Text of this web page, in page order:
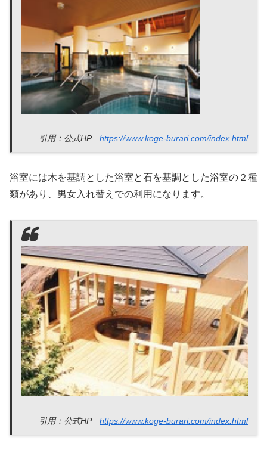
引用：公式HP https://www.koge-burari.com/index.html
浴室には木を基調とした浴室と石を基調とした浴室の２種
類があり、男女入れ替えでの利用になります。
引用：公式HP https://www.koge-burari.com/index.html